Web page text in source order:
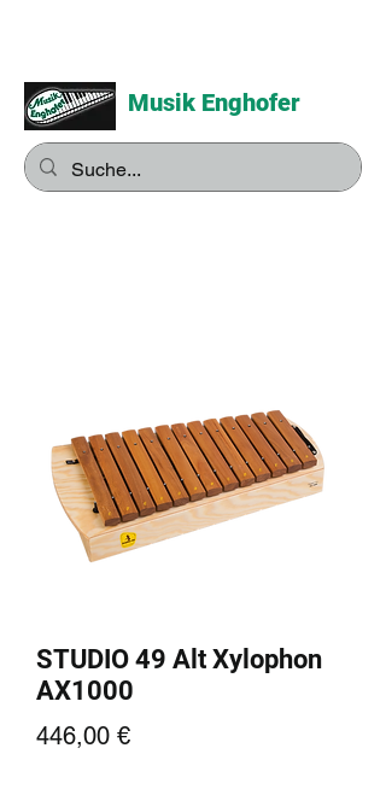
Musik Enghofer
STUDIO 49 Alt Xylophon
AX1000
446,00 €Preis